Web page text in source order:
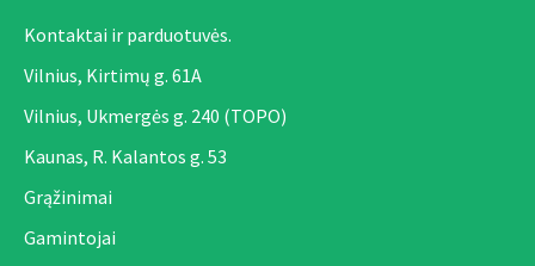
Kontaktai ir parduotuvės.
Vilnius, Kirtimų g. 61A
Vilnius, Ukmergės g. 240 (TOPO)
Kaunas, R. Kalantos g. 53
Grąžinimai
Gamintojai